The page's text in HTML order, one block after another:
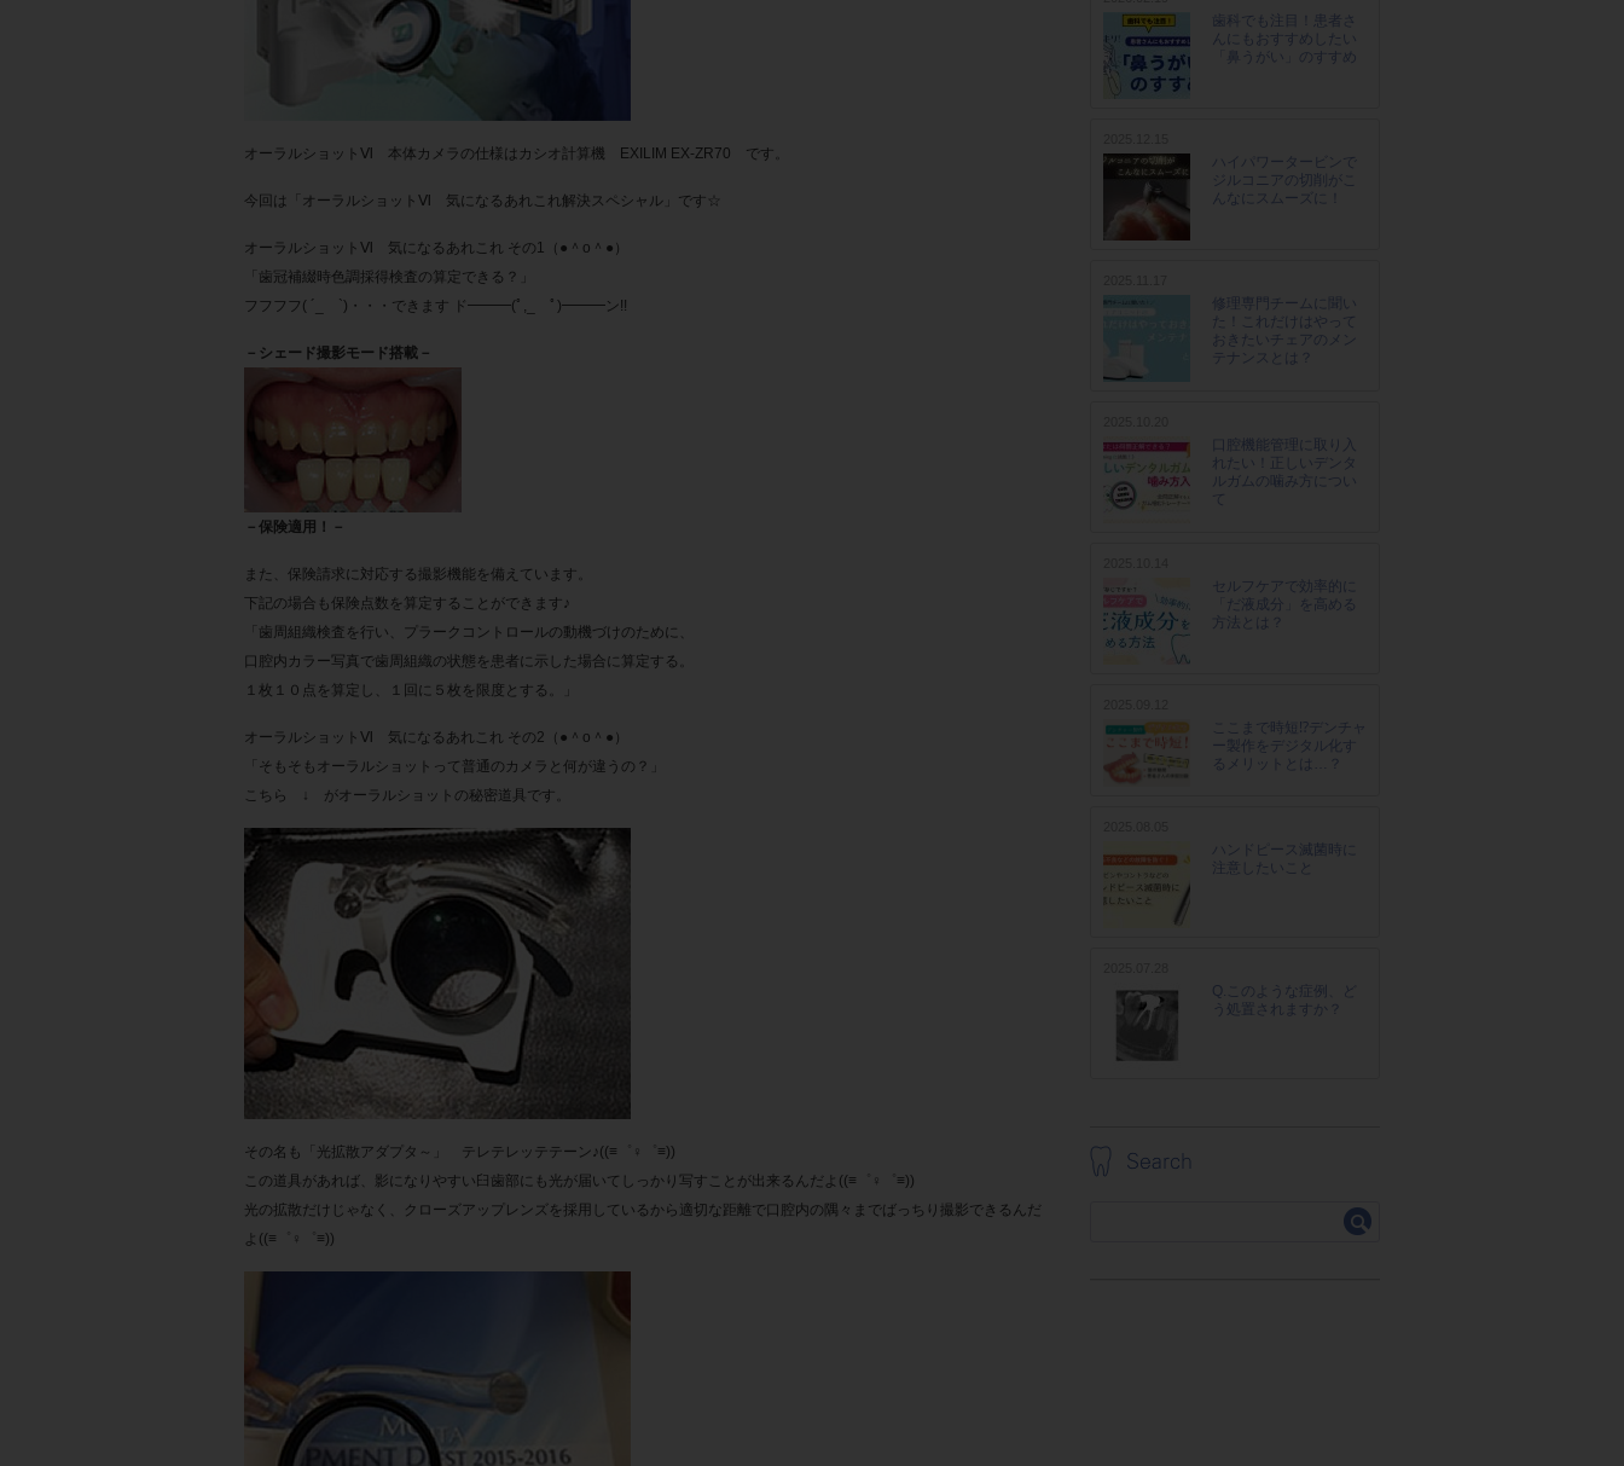
オーラルショットⅥ 本体カメラの仕様はカシオ計算機 EXILIM EX-ZR70 です。
今回は「オーラルショットⅥ 気になるあれこれ解決スペシャル」です☆
オーラルショットⅥ 気になるあれこれ その1（●＾o＾●）
「歯冠補綴時色調採得検査の算定できる？」
フフフフ( ´_ゝ`)・・・できます ド━━━(ﾟ,_ゝﾟ)━━━ン!!
－シェード撮影モード搭載－
－保険適用！－
また、保険請求に対応する撮影機能を備えています。
下記の場合も保険点数を算定することができます♪
「歯周組織検査を行い、プラークコントロールの動機づけのために、
口腔内カラー写真で歯周組織の状態を患者に示した場合に算定する。
１枚１０点を算定し、１回に５枚を限度とする。」
オーラルショットⅥ 気になるあれこれ その2（●＾o＾●）
「そもそもオーラルショットって普通のカメラと何が違うの？」
こちら ↓ がオーラルショットの秘密道具です。
その名も「光拡散アダプタ～」 テレテレッテテーン♪((≡゜♀゜≡))
この道具があれば、影になりやすい臼歯部にも光が届いてしっかり写すことが出来るんだよ((≡゜♀゜≡))
光の拡散だけじゃなく、クローズアップレンズを採用しているから適切な距離で口腔内の隅々までばっちり撮影できるんだ
よ((≡゜♀゜≡))
歯科でも注目！患者さ
んにもおすすめしたい
「鼻うがい」のすすめ
ハイパワータービンで
ジルコニアの切削がこ
んなにスムーズに！
修理専門チームに聞い
た！これだけはやって
おきたいチェアのメン
テナンスとは？
口腔機能管理に取り入
れたい！正しいデンタ
ルガムの噛み方につい
て
セルフケアで効率的に
「だ液成分」を高める
方法とは？
ここまで時短⁉デンチャ
ー製作をデジタル化す
るメリットとは…？
ハンドピース滅菌時に
注意したいこと
Q.このような症例、ど
う処置されますか？